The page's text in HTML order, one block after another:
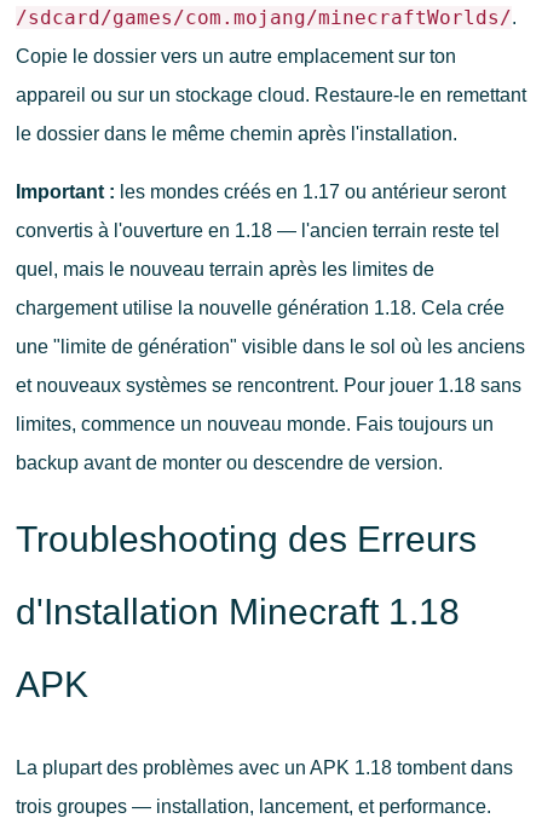
/sdcard/games/com.mojang/minecraftWorlds/.
Copie le dossier vers un autre emplacement sur ton
appareil ou sur un stockage cloud. Restaure-le en remettant
le dossier dans le même chemin après l'installation.
Important : les mondes créés en 1.17 ou antérieur seront
convertis à l'ouverture en 1.18 — l'ancien terrain reste tel
quel, mais le nouveau terrain après les limites de
chargement utilise la nouvelle génération 1.18. Cela crée
une "limite de génération" visible dans le sol où les anciens
et nouveaux systèmes se rencontrent. Pour jouer 1.18 sans
limites, commence un nouveau monde. Fais toujours un
backup avant de monter ou descendre de version.
Troubleshooting des Erreurs
d'Installation Minecraft 1.18
APK
La plupart des problèmes avec un APK 1.18 tombent dans
trois groupes — installation, lancement, et performance.